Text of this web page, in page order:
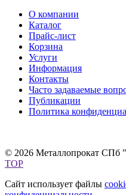
О компании
Каталог
Прайс-лист
Корзина
Услуги
Информация
Контакты
Часто задаваемые
Публикации
Политика
© 2026 Металлопрокат СПб
TOP
Сайт использует файлы